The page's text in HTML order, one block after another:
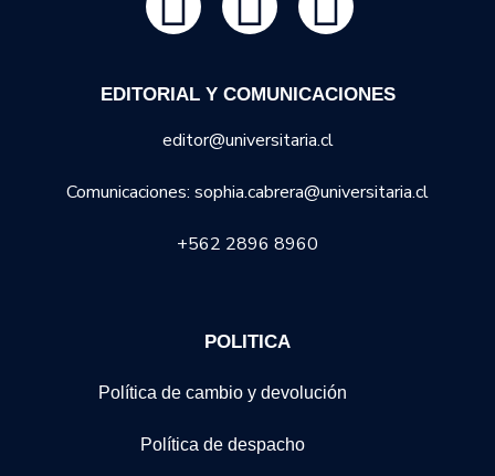
EDITORIAL Y COMUNICACIONES
editor@universitaria.cl
Comunicaciones: sophia.cabrera@universitaria.cl
+562 2896 8960
POLITICA
Política de cambio y devolución
Política de despacho